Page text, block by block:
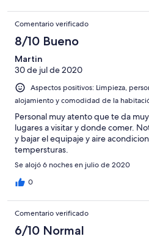
Comentario verificado
8/10 Bueno
Martin
30 de jul de 2020
Aspectos positivos: Limpieza,
alojamiento y comodidad de la
Personal muy atento que te da
lugares a visitar y donde comer.
y bajar el equipaje y aire
tempersturas.
Se alojó 6 noches en julio de 2020
0
Comentario verificado
6/10 Normal